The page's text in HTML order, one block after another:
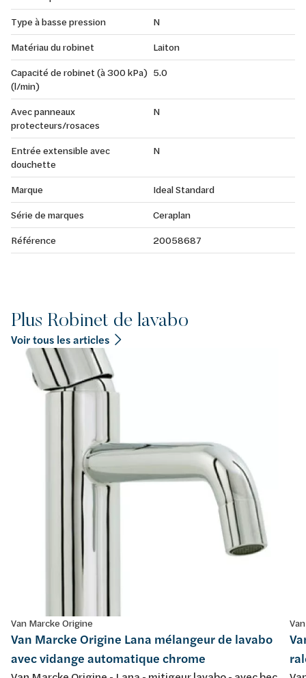
Type à basse pression
N
Matériau du robinet
Laiton
Capacité de robinet (à 300 kPa)
(l/min)
5.0
Avec panneaux
protecteurs/rosaces
N
Entrée extensible avec
douchette
N
Marque
Ideal Standard
Série de marques
Ceraplan
Référence
20058687
Plus Robinet de lavabo
Voir tous les articles
Van Marcke Origine
Van Marcke Origine Lana mélangeur de lavabo
avec vidange automatique chrome